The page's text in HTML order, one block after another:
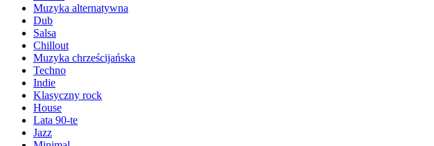
Muzyka alternatywna
Dub
Salsa
Chillout
Muzyka chrześcijańska
Techno
Indie
Klasyczny rock
House
Lata 90-te
Jazz